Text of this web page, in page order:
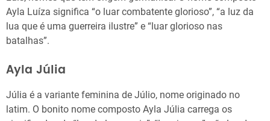
Ayla Luíza significa “o luar combatente glorioso”, “a luz da
lua que é uma guerreira ilustre” e “luar glorioso nas
batalhas”.
Ayla Júlia
Júlia é a variante feminina de Júlio, nome originado no
latim. O bonito nome composto Ayla Júlia carrega os